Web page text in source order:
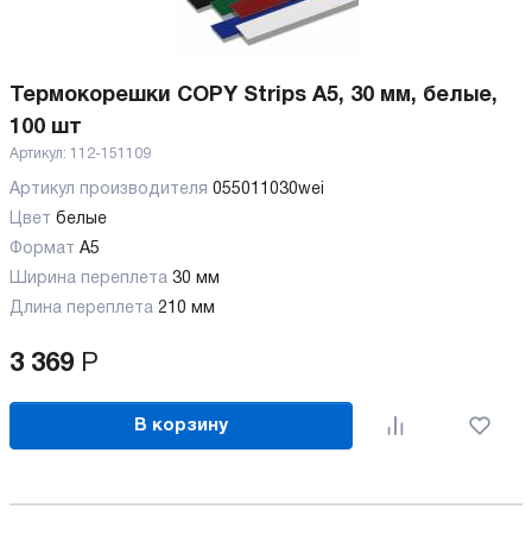
Термокорешки COPY Strips A5, 30 мм, белые,
100 шт
Артикул: 112-151109
Артикул производителя 055011030wei
Цвет белые
Формат A5
Ширина переплета 30 мм
Длина переплета 210 мм
3 369 Р
В корзину